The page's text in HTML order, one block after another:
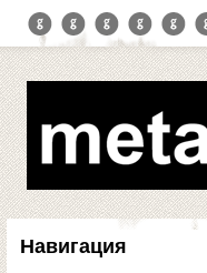
Навигация